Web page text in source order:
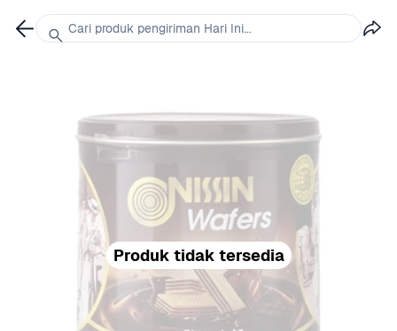
Produk tidak tersedia
Cari produk pengiriman Hari Ini...